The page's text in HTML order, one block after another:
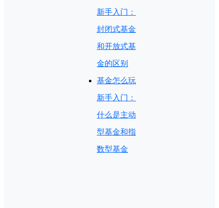
新手入门：
封闭式基金
和开放式基
金的区别
基金怎么玩
新手入门：
什么是主动
型基金和指
数型基金